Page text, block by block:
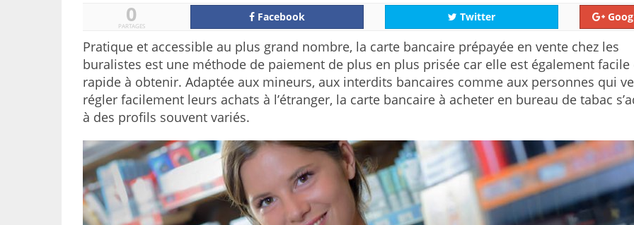
0
PARTAGES
Facebook Twitter
Pratique et accessible au plus grand nombre, la carte bancaire prépayée en vente chez les
buralistes est une méthode de paiement de plus en plus prisée car elle est également facile
rapide à obtenir. Adaptée aux mineurs, aux interdits bancaires comme aux personnes qui
régler facilement leurs achats à l’étranger, la carte bancaire à acheter en bureau de tabac
à des profils souvent variés.